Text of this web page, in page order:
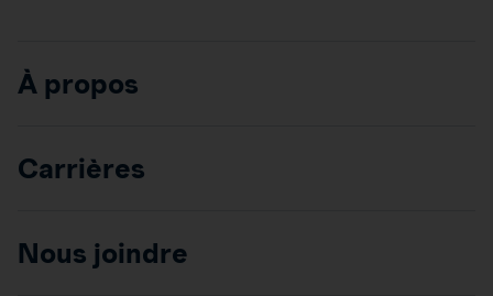
À propos
Carrières
Nous joindre